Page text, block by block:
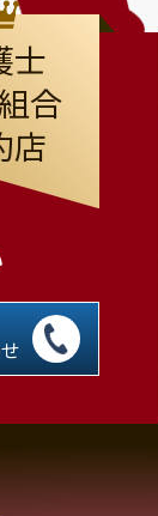
士
合
店